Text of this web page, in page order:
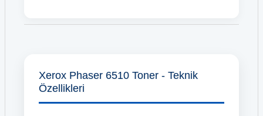
Xerox Phaser 6510 Toner - Teknik
Özellikleri